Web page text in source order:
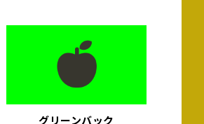
グリーンバック